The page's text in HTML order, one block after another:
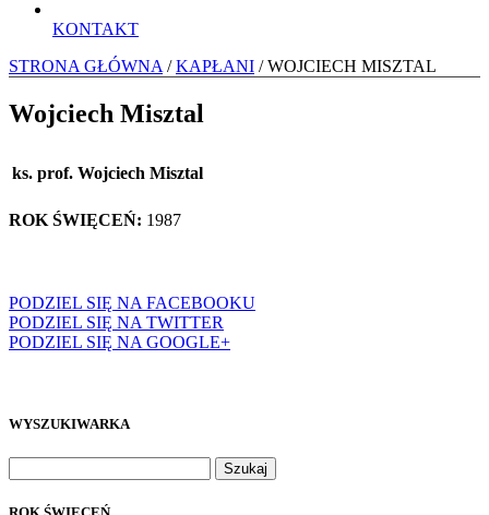
KONTAKT
STRONA GŁÓWNA /KAPŁANI / WOJCIECH MISZTAL
Wojciech Misztal
ks. prof. Wojciech Misztal
ROK ŚWIĘCEŃ: 1987
PODZIEL SIĘ NA FACEBOOKU
PODZIEL SIĘ NA TWITTER
PODZIEL SIĘ NA GOOGLE+
WYSZUKIWARKA